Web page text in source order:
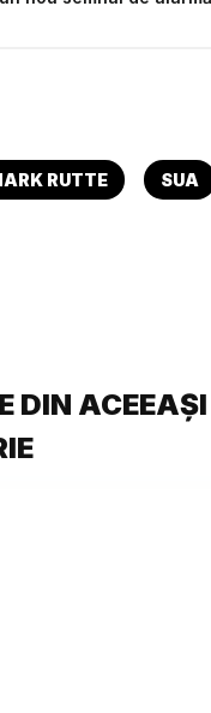
RUTTE SUA
DIN ACEEAȘI